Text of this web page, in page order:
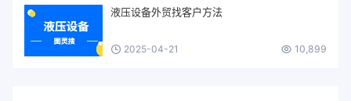
液压设备外贸找客户方法
2025-04-21 10,899